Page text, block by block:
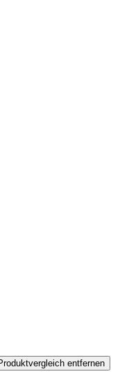
entfernen